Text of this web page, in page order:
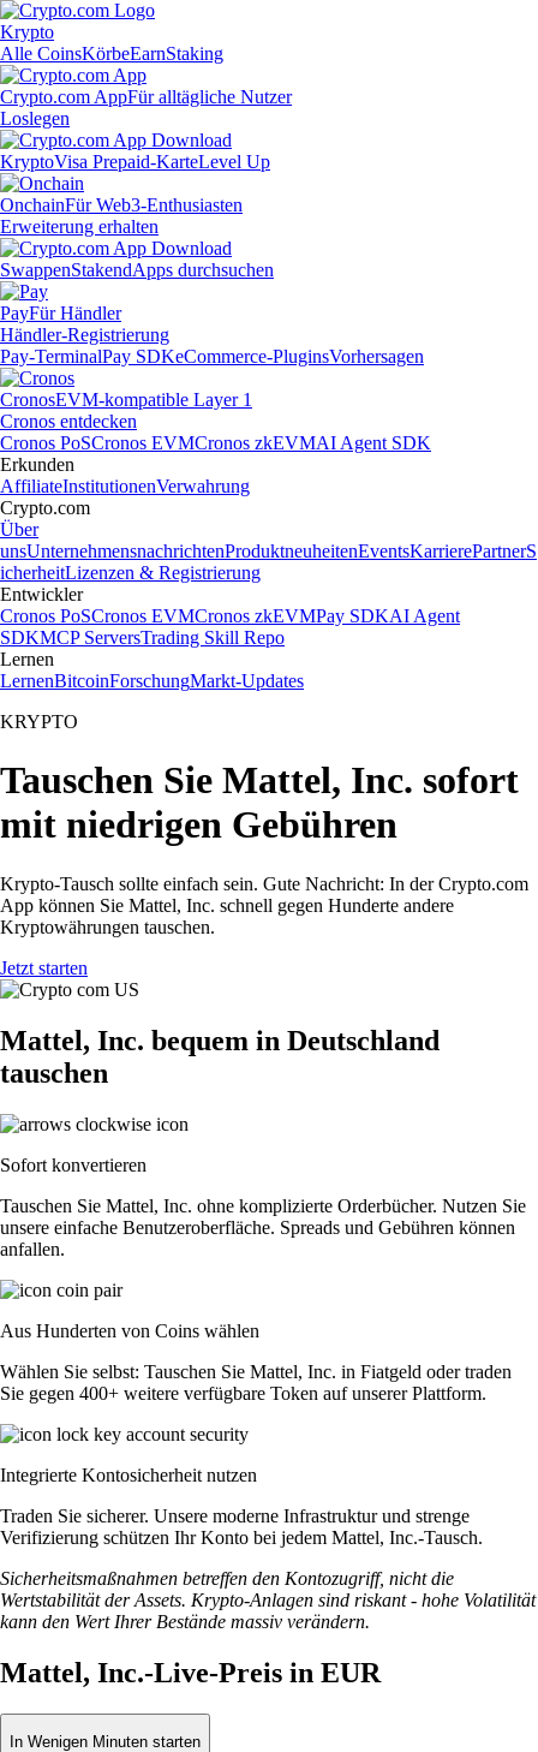
Krypto
Alle CoinsKörbeEarnStaking
Crypto.com AppFür alltägliche Nutzer
Loslegen
KryptoVisa Prepaid-KarteLevel Up
OnchainFür Web3-Enthusiasten
Erweiterung erhalten
SwappenStakendApps durchsuchen
PayFür Händler
Händler-Registrierung
Pay-TerminalPay SDKeCommerce-PluginsVorhersagen
CronosEVM-kompatible Layer 1
Cronos entdecken
Cronos PoSCronos EVMCronos zkEVMAI Agent SDK
Erkunden
AffiliateInstitutionenVerwahrung
Crypto.com
Über
unsUnternehmensnachrichtenProduktneuheitenEventsKarrierePartnerS
icherheitLizenzen & Registrierung
Entwickler
Cronos PoSCronos EVMCronos zkEVMPay SDKAI Agent
SDKMCP ServersTrading Skill Repo
Lernen
LernenBitcoinForschungMarkt-Updates
KRYPTO
Tauschen Sie Mattel, Inc. sofort
mit niedrigen Gebühren
Krypto-Tausch sollte einfach sein. Gute Nachricht: In der Crypto.com
App können Sie Mattel, Inc. schnell gegen Hunderte andere
Kryptowährungen tauschen.
Jetzt starten
Mattel, Inc. bequem in Deutschland
tauschen
Sofort konvertieren
Tauschen Sie Mattel, Inc. ohne komplizierte Orderbücher. Nutzen Sie
unsere einfache Benutzeroberfläche. Spreads und Gebühren können
anfallen.
Aus Hunderten von Coins wählen
Wählen Sie selbst: Tauschen Sie Mattel, Inc. in Fiatgeld oder traden
Sie gegen 400+ weitere verfügbare Token auf unserer Plattform.
Integrierte Kontosicherheit nutzen
Traden Sie sicherer. Unsere moderne Infrastruktur und strenge
Verifizierung schützen Ihr Konto bei jedem Mattel, Inc.-Tausch.
Sicherheitsmaßnahmen betreffen den Kontozugriff, nicht die
Wertstabilität der Assets. Krypto-Anlagen sind riskant - hohe Volatilität
kann den Wert Ihrer Bestände massiv verändern.
Mattel, Inc.-Live-Preis in EUR
In Wenigen Minuten starten